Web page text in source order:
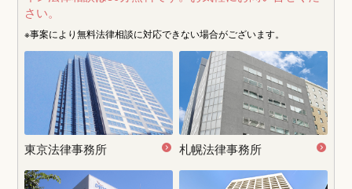
さい。
※事案により無料法律相談に対応できない場合がございます。
東京法律事務所 札幌法律事務所